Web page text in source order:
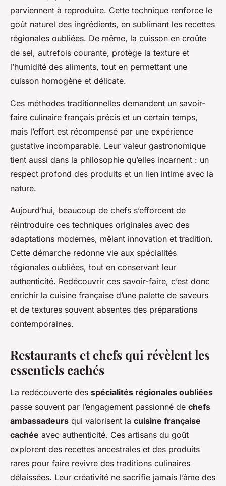
parviennent à reproduire. Cette technique renforce le
goût naturel des ingrédients, en sublimant les recettes
régionales oubliées. De même, la cuisson en croûte
de sel, autrefois courante, protège la texture et
l’humidité des aliments, tout en permettant une
cuisson homogène et délicate.
Ces méthodes traditionnelles demandent un savoir-
faire culinaire français précis et un certain temps,
mais l’effort est récompensé par une expérience
gustative incomparable. Leur valeur gastronomique
tient aussi dans la philosophie qu’elles incarnent : un
respect profond des produits et un lien intime avec la
nature.
Aujourd’hui, beaucoup de chefs s’efforcent de
réintroduire ces techniques originales avec des
adaptations modernes, mêlant innovation et tradition.
Cette démarche redonne vie aux spécialités
régionales oubliées, tout en conservant leur
authenticité. Redécouvrir ces savoir-faire, c’est donc
enrichir la cuisine française d’une palette de saveurs
et de textures souvent absentes des préparations
contemporaines.
Restaurants et chefs qui révèlent les
essentiels cachés
La redécouverte des spécialités régionales oubliées
passe souvent par l’engagement passionné de chefs
ambassadeurs qui valorisent la cuisine française
cachée avec authenticité. Ces artisans du goût
explorent des recettes ancestrales et des produits
rares pour faire revivre des traditions culinaires
délaissées. Leur créativité ne sacrifie jamais l’âme des